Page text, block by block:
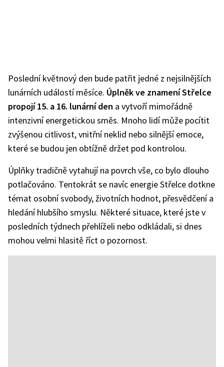
Poslední květnový den bude patřit jedné z nejsilnějších
lunárních událostí měsíce. Úplněk ve znamení Střelce
propojí 15. a 16. lunární den a vytvoří mimořádně
intenzivní energetickou směs. Mnoho lidí může pocítit
zvýšenou citlivost, vnitřní neklid nebo silnější emoce,
které se budou jen obtížně držet pod kontrolou.
Úplňky tradičně vytahují na povrch vše, co bylo dlouho
potlačováno. Tentokrát se navíc energie Střelce dotkne
témat osobní svobody, životních hodnot, přesvědčení a
hledání hlubšího smyslu. Některé situace, které jste v
posledních týdnech přehlíželi nebo odkládali, si dnes
mohou velmi hlasitě říct o pozornost.